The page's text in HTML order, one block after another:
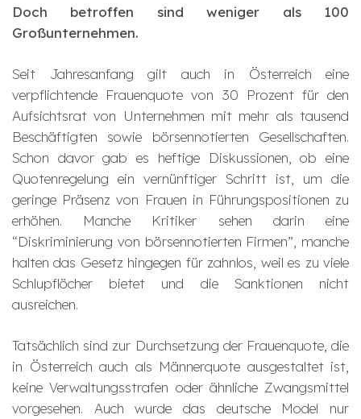
Doch betroffen sind weniger als 100
Großunternehmen.
Seit Jahresanfang gilt auch in Österreich eine
verpflichtende Frauenquote von 30 Prozent für den
Aufsichtsrat von Unternehmen mit mehr als tausend
Beschäftigten sowie börsennotierten Gesellschaften.
Schon davor gab es heftige Diskussionen, ob eine
Quotenregelung ein vernünftiger Schritt ist, um die
geringe Präsenz von Frauen in Führungspositionen zu
erhöhen. Manche Kritiker sehen darin eine
“Diskriminierung von börsennotierten Firmen”, manche
halten das Gesetz hingegen für zahnlos, weil es zu viele
Schlupflöcher bietet und die Sanktionen nicht
ausreichen.
Tatsächlich sind zur Durchsetzung der Frauenquote, die
in Österreich auch als Männerquote ausgestaltet ist,
keine Verwaltungsstrafen oder ähnliche Zwangsmittel
vorgesehen. Auch wurde das deutsche Model nur